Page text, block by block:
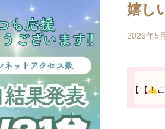
嬉し
2026年5